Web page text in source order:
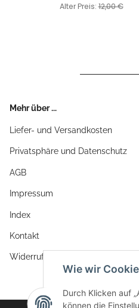
Alter Preis:12,00 €
Mehr über ...
Liefer- und Versandkosten
Privatsphäre und Datenschutz
AGB
Impressum
Index
Kontakt
Widerrufsrecht
Wie wir
Durch Klicken auf
können die